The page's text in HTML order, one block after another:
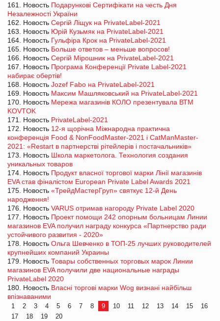
161. Новость Подарункові Сертифікати на честь Дня
Незалежності України
162. Новость Сергій Ліщук на PrivateLabel-2021
163. Новость Юрій Кузьмяк на PrivateLabel-2021
164. Новость Гульфіра Крок на PrivateLabel-2021
165. Новость Больше ответов – меньше вопросов!
166. Новость Сергій Мірошник на PrivateLabel-2021
167. Новость Програма Конференції Private Label-2021
набирає обертів!
168. Новость Jozef Fabo на PrivateLabel-2021
169. Новость Максим Машляковський на PrivateLabel-2021
170. Новость Мережа магазинів КОЛО презентувала ВТМ
KOVTOK
171. Новость PrivateLabel-2021
172. Новость 12-я щорічна Міжнародна практична
конференція Food & NonFoodMaster-2021 і CatManMaster-
2021: «Restart в партнерстві рітейлерів і постачальників»
173. Новость Школа маркетолога. Технология создания
уникальных товаров
174. Новость Продукт власної торгової марки Лінії магазинів
EVA став фіналістом European Private Label Awards 2021
175. Новость «ТрейдМастерГруп» святкує 12-й День
народження!
176. Новость VARUS отримав нагороду Private Label 2020
177. Новость Проект помощи 242 опорным больницам Линии
магазинов EVA получил награду конкурса «Партнерство ради
устойчивого развития - 2020»
178. Новость Ольга Шевченко в ТОП-25 лучших руководителей
крупнейших компаний Украины
179. Новость Товары собственных торговых марок Линии
магазинов EVA получили две национальные награды
PrivateLabel 2020
180. Новость Власні торгові марки Wog визнані найбільш
впізнаваними
1 2 3 4 5 6 7 8 9 10 11 12 13 14 15
16
17
18 19 20